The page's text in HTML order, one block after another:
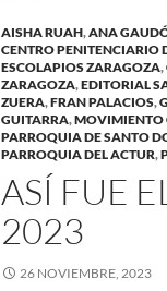
AISHA RUAH,ANA
CENTRO PENITENCIARIO
ESCOLAPIOS ZARAGOZA,
ZARAGOZA,EDITORIAL
ZUERA,FRAN PALACIOS,
GUITARRA,MOVIMIENTO
PARROQUIA DE SANTO
PARROQUIA DEL ACTUR,
ASÍ FUE
2023
26 NOVIEMBRE, 2023